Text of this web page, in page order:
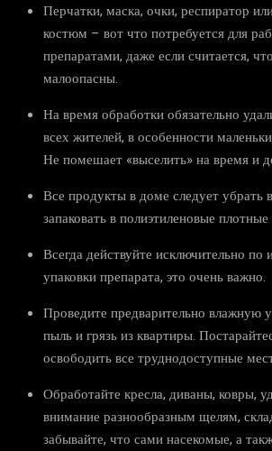
Перчатки, маска, очки, респиратор
костюм – вот что потребуется для
препаратами, даже если считается,
малоопасны.
На время обработки обязательно
всех жителей, в особенности
Не помешает «выселить» на время и
Все продукты в доме следует убрать
запаковать в полиэтиленовые
Всегда действуйте исключительно по
упаковки препарата, это очень важно.
Проведите предварительно влажную
пыль и грязь из квартиры.
освободить все труднодоступные
Обработайте кресла, диваны, ковры,
внимание разнообразным щелям,
забывайте, что сами насекомые, а